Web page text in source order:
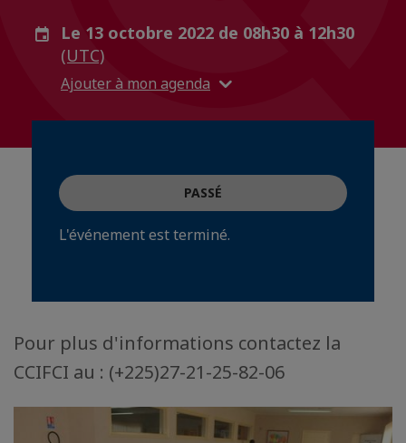
Le 13 octobre 2022 de 08h30 à 12h30
(UTC)
Ajouter à mon agenda
PASSÉ
L'événement est terminé.
Pour plus d'informations contactez la
CCIFCI au : (+225)27-21-25-82-06